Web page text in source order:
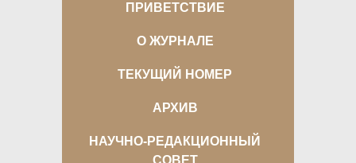
ПРИВЕТСТВИЕ
О ЖУРНАЛЕ
ТЕКУЩИЙ НОМЕР
АРХИВ
НАУЧНО-РЕДАКЦИОННЫЙ
СОВЕТ